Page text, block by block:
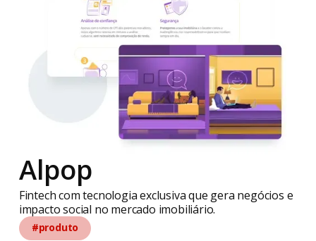
Alpop
Fintech com tecnologia exclusiva que gera negócios e
impacto social no mercado imobiliário.
#produto